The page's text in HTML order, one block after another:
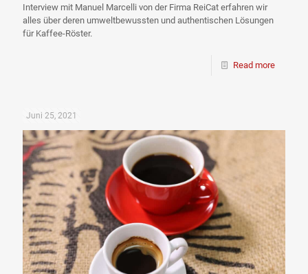
Interview mit Manuel Marcelli von der Firma ReiCat erfahren wir
alles über deren umweltbewussten und authentischen Lösungen
für Kaffee-Röster.
Read more
Juni 25, 2021